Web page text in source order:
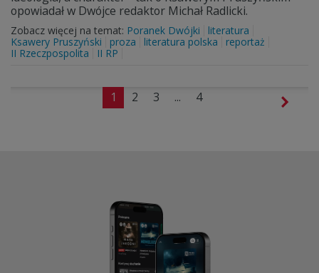
opowiadał w Dwójce redaktor Michał Radlicki.
Zobacz więcej na temat: Poranek Dwójki
literatura
Ksawery Pruszyński
proza literatura polska
reportaż
II Rzeczpospolita
II RP
1 2 3 ... 4